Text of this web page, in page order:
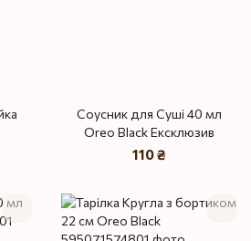
Соусник для Суші 40 мл
Oreo Black Ексклюзив
110 ₴